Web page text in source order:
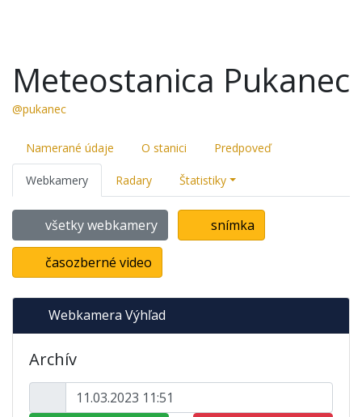
Meteostanica Pukanec
@pukanec
Namerané údaje O stanici Predpoveď
Webkamery Radary Štatistiky
všetky webkamery snímka
časozberné video
Webkamera Výhľad
Archív